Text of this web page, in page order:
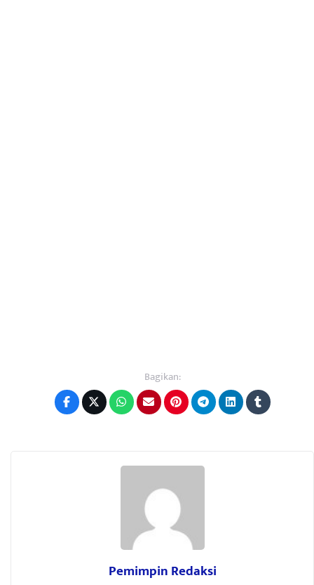
Bagikan:
Pemimpin Redaksi